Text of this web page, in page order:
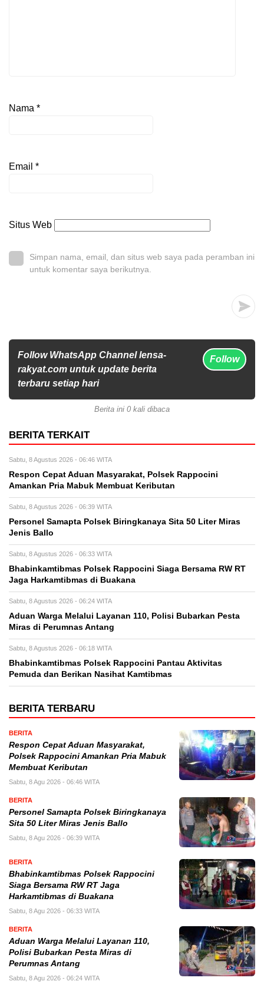
Nama *
Email *
Situs Web
Simpan nama, email, dan situs web saya pada peramban ini
untuk komentar saya berikutnya.
Follow WhatsApp Channel lensa-
rakyat.com untuk update berita
terbaru setiap hari
Follow
Berita ini 0 kali dibaca
BERITA TERKAIT
Sabtu, 8 Agustus 2026 - 06:46 WITA
Respon Cepat Aduan Masyarakat, Polsek Rappocini
Amankan Pria Mabuk Membuat Keributan
Sabtu, 8 Agustus 2026 - 06:39 WITA
Personel Samapta Polsek Biringkanaya Sita 50 Liter Miras
Jenis Ballo
Sabtu, 8 Agustus 2026 - 06:33 WITA
Bhabinkamtibmas Polsek Rappocini Siaga Bersama RW RT
Jaga Harkamtibmas di Buakana
Sabtu, 8 Agustus 2026 - 06:24 WITA
Aduan Warga Melalui Layanan 110, Polisi Bubarkan Pesta
Miras di Perumnas Antang
Sabtu, 8 Agustus 2026 - 06:18 WITA
Bhabinkamtibmas Polsek Rappocini Pantau Aktivitas
Pemuda dan Berikan Nasihat Kamtibmas
BERITA TERBARU
BERITA
Respon Cepat Aduan Masyarakat,
Polsek Rappocini Amankan Pria Mabuk
Membuat Keributan
Sabtu, 8 Agu 2026 - 06:46 WITA
BERITA
Personel Samapta Polsek Biringkanaya
Sita 50 Liter Miras Jenis Ballo
Sabtu, 8 Agu 2026 - 06:39 WITA
BERITA
Bhabinkamtibmas Polsek Rappocini
Siaga Bersama RW RT Jaga
Harkamtibmas di Buakana
Sabtu, 8 Agu 2026 - 06:33 WITA
BERITA
Aduan Warga Melalui Layanan 110,
Polisi Bubarkan Pesta Miras di
Perumnas Antang
Sabtu, 8 Agu 2026 - 06:24 WITA